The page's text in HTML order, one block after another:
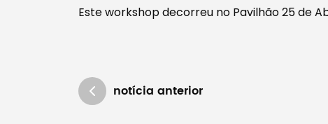
Este workshop decorreu no Pavilhão 25 de
notícia anterior